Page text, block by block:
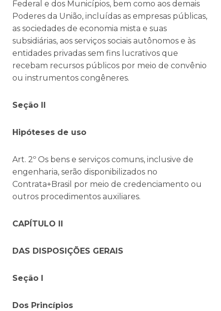
Federal e dos Municípios, bem como aos demais
Poderes da União, incluídas as empresas públicas,
as sociedades de economia mista e suas
subsidiárias, aos serviços sociais autônomos e às
entidades privadas sem fins lucrativos que
recebam recursos públicos por meio de convênio
ou instrumentos congêneres.
Seção II
Hipóteses de uso
Art. 2º Os bens e serviços comuns, inclusive de
engenharia, serão disponibilizados no
Contrata+Brasil por meio de credenciamento ou
outros procedimentos auxiliares.
CAPÍTULO II
DAS DISPOSIÇÕES GERAIS
Seção I
Dos Princípios